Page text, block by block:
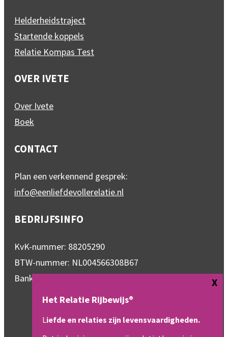
Helderheidstraject
Startende koppels
Relatie Kompas Test
OVER IVETE
Over Ivete
Boek
CONTACT
Plan een verkennend gesprek:
info@eenliefdevollerelatie.nl
BEDRIJFSINFO
KvK-nummer: 88205290
BTW-nummer: NL004566308B67
Bankrekeningnummer: NL95RABO0334899672
Het Relatie Rijbewijs®
Liefde en relaties zijn levensvaardigheden.